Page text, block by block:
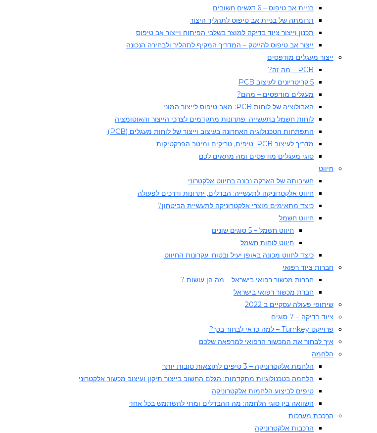
בניית אב טיפוס – 6 דגשים חשובים
תרומתה של בניית אב טיפוס לתהליך היצור​
תכנון וייצור ציוד בדיקה למוצר בשלבי הפיתוח וייצור אב טיפוס
ייצור אב טיפוס להייטק – המדריך המקיף לתהליך ולבחירה הנכונה
ייצור מעגלים מודפסים
PCB – מה זה?
5 קריטריונים לעיצוב PCB
מעגלים מודפסים – מהם?
האבולוציה של לוחות PCB: מאב טיפוס לייצור המוני
לוחות חשמל בתעשייה: פתרונות מתקדמים לצרכי הייצור והאוטומציה
התפתחות הטכנולוגיה האחרונה בעיצוב וייצור של לוחות מעגלים (PCB)
מדריך לעיצוב PCB: טיפים, טריקים ומיטב הפרקטיקות
סוגי מעגלים מודפסים ומה מתאים לכם
חיווט
חשיבותה של הארקה נכונה בחיווט אלקטרוני
חיווט אלקטרוניקה לתעשייה: הבדלים, יתרונות ודרכים לפעולה
כיצד מתאימים מוצרי אלקטרוניקה לתעשיית הביטחון?
חיווט חשמל
חיווט חשמל – 5 סוגים שונים
חיווט לוחות חשמל​
כיצד לחווט מכונה באופן יעיל ובטוח: עקרונות החיווט
חברות ציוד רפואי
חברות מכשור רפואי בישראל – מה הן עושות ?
חברת מכשור רפואי בישראל
שיתופי פעולה עסקיים ב 2022
ציוד בדיקה – 7 סוגים
פרוייקט Turnkey – למה כדאי לבחור בכך?
איך לבחור את המכשור הרפואי למרפאה שלכם
הלחמה
הלחמת אלקטרוניקה – 3 טיפים לתוצאות טובות יותר
הלחמה בטכנולוגיות מתקדמות: הגלם החשוב בייצור תיקון ועיצוב מכשור אלקטרוני
טיפים לביצוע הלחמות אלקטרוניקה
השוואה בין סוגי הלחמה: מה ההבדלים ומתי להשתמש בכל אחד
הרכבת מערכות
הרכבות אלקטרוניקה